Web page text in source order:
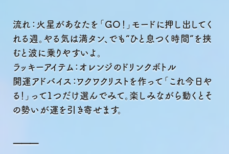
流れ：火星があなたを「GO！」モードに押し出してく
れる週。やる気は満タン、でも“ひと息つく時間”を挟
むと波に乗りやすいよ。
ラッキーアイテム：オレンジのドリンクボトル
開運アドバイス：ワクワクリストを作って「これ今日や
る！」って1つだけ選んでみて。楽しみながら動くとそ
の勢いが運を引き寄せます。
⸻